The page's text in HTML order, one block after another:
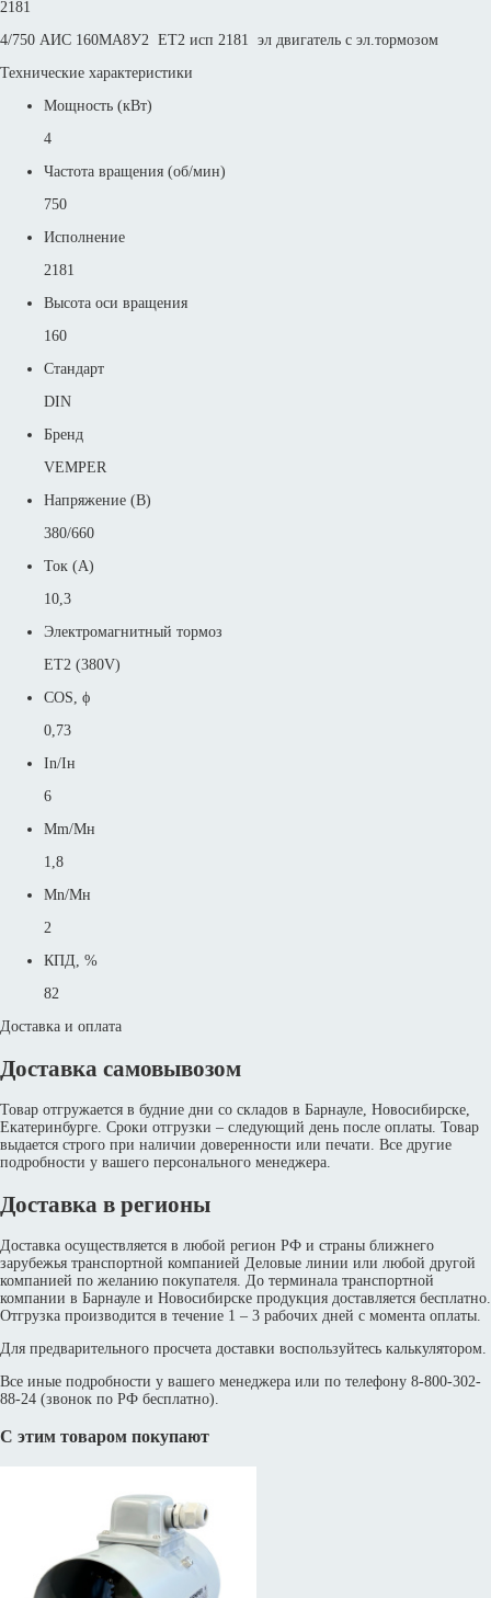
2181
4/750 АИС 160MА8У2 ET2 исп 2181 эл двигатель с эл.тормозом
Технические характеристики
Мощность (кВт)
4
Частота вращения (об/мин)
750
Исполнение
2181
Высота оси вращения
160
Стандарт
DIN
Бренд
VEMPER
Напряжение (В)
380/660
Ток (А)
10,3
Электромагнитный тормоз
ET2 (380V)
COS, ϕ
0,73
In/Iн
6
Mm/Mн
1,8
Mn/Mн
2
КПД, %
82
Доставка и оплата
Доставка самовывозом
Товар отгружается в будние дни со складов в Барнауле, Новосибирске,
Екатеринбурге. Сроки отгрузки – следующий день после оплаты. Товар
выдается строго при наличии доверенности или печати. Все другие
подробности у вашего персонального менеджера.
Доставка в регионы
Доставка осуществляется в любой регион РФ и страны ближнего
зарубежья транспортной компанией Деловые линии или любой другой
компанией по желанию покупателя. До терминала транспортной
компании в Барнауле и Новосибирске продукция доставляется бесплатно.
Отгрузка производится в течение 1 – 3 рабочих дней с момента оплаты.
Для предварительного просчета доставки воспользуйтесь калькулятором.
Все иные подробности у вашего менеджера или по телефону 8-800-302-
88-24 (звонок по РФ бесплатно).
С этим товаром покупают